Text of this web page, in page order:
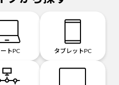
トPC タブレットPC